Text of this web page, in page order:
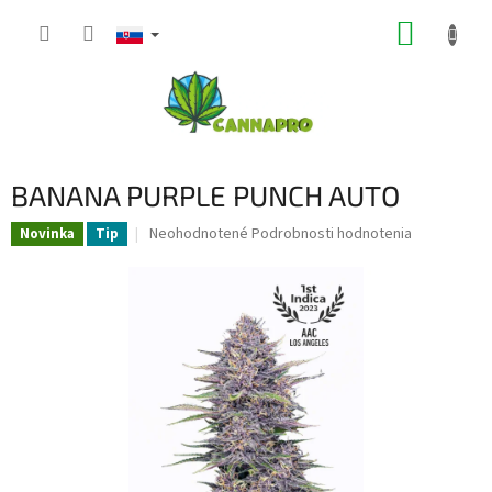
BANANA PURPLE PUNCH AUTO
Novinka Tip
Priemerné
hviezdičiek.
Neohodnotené Podrobnosti hodnotenia